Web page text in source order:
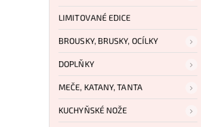
LIMITOVANÉ EDICE
BROUSKY, BRUSKY, OCÍLKY
DOPLŇKY
MEČE, KATANY, TANTA
KUCHYŇSKÉ NOŽE